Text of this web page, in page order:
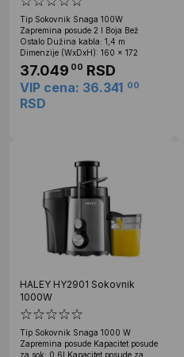
Tip Sokovnik Snaga 100W
Zapremina posude 2 l Boja Bež
Ostalo Dužina kabla: 1,4 m
Dimenzije (WxDxH): 160 x 172
37.049 00 RSD
VIP cena: 36.341 00
RSD
HALEY HY2901 Sokovnik
1000W
Tip Sokovnik Snaga 1000 W
Zapremina posude Kapacitet posude
za sok: 0.6l Kapacitet posude za